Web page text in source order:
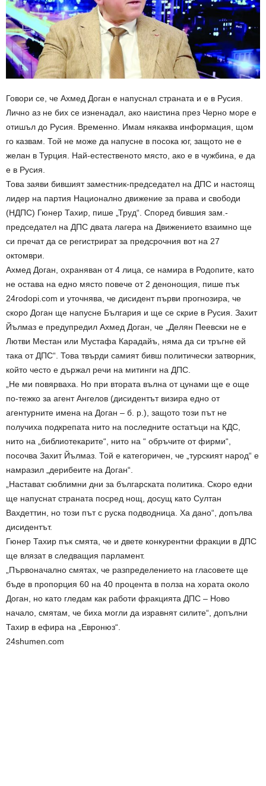
Говори се, че Ахмед Доган е напуснал страната и е в Русия.
Лично аз не бих се изненадал, ако наистина през Черно море е
отишъл до Русия. Временно. Имам някаква информация, щом
го казвам. Той не може да напусне в посока юг, защото не е
желан в Турция. Най-естественото място, ако е в чужбина, е да
е в Русия.
Това заяви бившият заместник-председател на ДПС и настоящ
лидер на партия Национално движение за права и свободи
(НДПС) Гюнер Тахир, пише „Труд“. Според бившия зам.-
председател на ДПС двата лагера на Движението взаимно ще
си пречат да се регистрират за предсрочния вот на 27
октомври.
Ахмед Доган, охраняван от 4 лица, се намира в Родопите, като
не остава на едно място повече от 2 денонощия, пише пък
24rodopi.com и уточнява, че дисидент първи прогнозира, че
скоро Доган ще напусне България и ще се скрие в Русия. Захит
Йълмаз е предупредил Ахмед Доган, че „Делян Пеевски не е
Лютви Местан или Мустафа Карадайъ, няма да си тръгне ей
така от ДПС“. Това твърди самият бивш политически затворник,
който често е държал речи на митинги на ДПС.
„Не ми повярваха. Но при втората вълна от цунами ще е още
по-тежко за агент Ангелов (дисидентът визира едно от
агентурните имена на Доган – б. р.), защото този път не
получиха подкрепата нито на последните остатъци на КДС,
нито на „библиотекарите“, нито на “ обръчите от фирми“,
посочва Захит Йълмаз. Той е категоричен, че „турският народ“ е
намразил „дерибеите на Доган“.
„Настават сюблимни дни за българската политика. Скоро едни
ще напуснат страната посред нощ, досущ като Султан
Вахдеттин, но този път с руска подводница. Ха дано“, допълва
дисидентът.
Гюнер Тахир пък смята, че и двете конкурентни фракции в ДПС
ще влязат в следващия парламент.
„Първоначално смятах, че разпределението на гласовете ще
бъде в пропорция 60 на 40 процента в полза на хората около
Доган, но като гледам как работи фракцията ДПС – Ново
начало, смятам, че биха могли да изравнят силите“, допълни
Тахир в ефира на „Евронюз“.
24shumen.com